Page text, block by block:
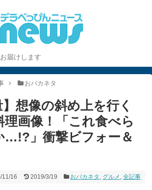
届けします
おバカネタ
】想像の斜め上を行く
理画像！「これ食べら
」衝撃ビフォー＆
11/16 2019/3/19 おバカネタ , グルメ ,全記事